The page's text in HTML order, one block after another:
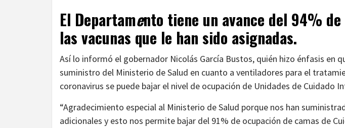
El Departamento tiene un avance del 94%
las vacunas que le han sido asignadas.
Así lo informó el gobernador Nicolás García Bustos, quién hizo énfasis en
suministro del Ministerio de Salud en cuanto a ventiladores para el
coronavirus se puede bajar el nivel de ocupación de Unidades de Cuidado
“Agradecimiento especial al Ministerio de Salud porque nos han
adicionales y esto nos permite bajar del 91% de ocupación de camas de